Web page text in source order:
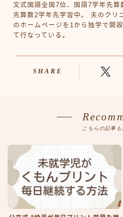
文式国語全国7位、国語7学年先
先算数2学年先学習中。 夫のクリ
のホームページを1から独学で開
て行なっている。
SHARE
こちらの記事も